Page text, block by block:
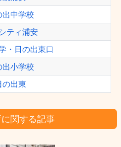
出中学校
ティ浦安
・日の出東口
出小学校
の出東
関する記事